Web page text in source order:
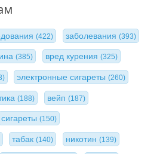
(422) заболевания (393)
(385) вред курения (325)
электронные сигареты(260)
(188) вейп (187)
сигареты(150)
табак(140) никотин (139)